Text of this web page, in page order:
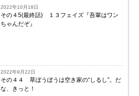
2022年10月18日
その４5(最終話) １３フェイズ『吾輩はワン
ちゃんだぞ』
2022年9月22日
その４４ 草ぼうぼうは空き家の“しるし”。だ
な、きっと！